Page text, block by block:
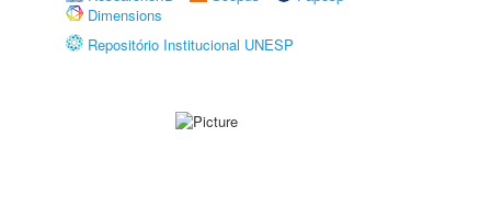
Dimensions
Repositório Institucional UNESP